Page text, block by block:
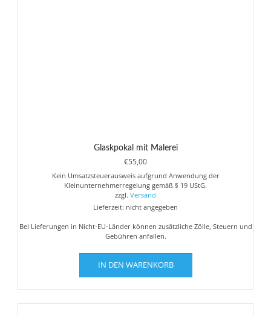
Glaskpokal mit Malerei
€55,00
Kein Umsatzsteuerausweis aufgrund Anwendung der
Kleinunternehmerregelung gemäß § 19 UStG.
zzgl. Versand
Lieferzeit: nicht angegeben
Bei Lieferungen in Nicht-EU-Länder können zusätzliche Zölle, Steuern und
Gebühren anfallen.
IN DEN WARENKORB